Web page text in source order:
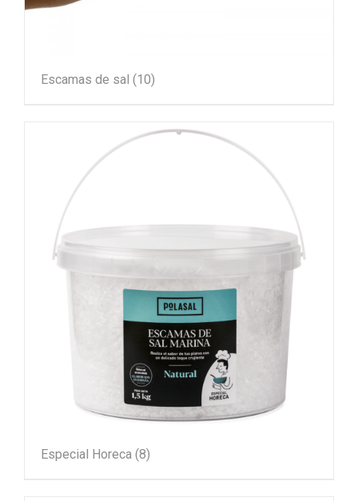
Escamas de sal (10)
Especial Horeca (8)